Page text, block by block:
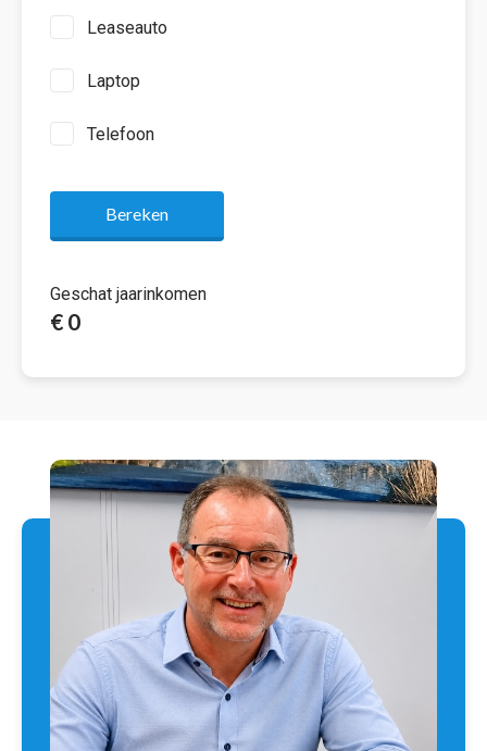
Leaseauto
Laptop
Telefoon
Bereken
Geschat jaarinkomen
€ 0